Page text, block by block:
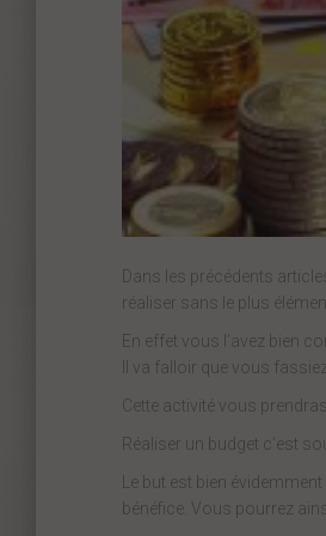
Dans les précédents
réaliser sans le plus
En effet vous l’avez bien
Il va falloir que vous
Cette activité vous
Réaliser un budget c’est
Le but est bien
bénéfice. Vous pourrez